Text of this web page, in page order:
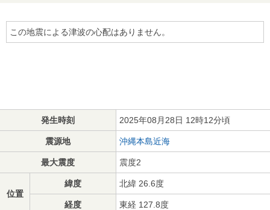
この地震による津波の心配はありません。
発生時刻 2025年08月28日 12時12分頃
震源地 沖縄本島近海
最大震度 震度2
位置
緯度 北緯 26.6度
経度 東経 127.8度